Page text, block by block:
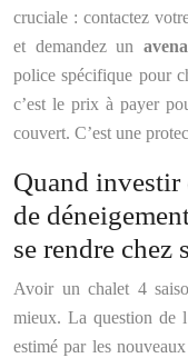
cruciale : contactez
et demandez un
police spécifique pour
c’est le prix à payer
couvert. C’est une
Quand investir
de
se rendre chez
Avoir un chalet 4
mieux. La question de
estimé par les